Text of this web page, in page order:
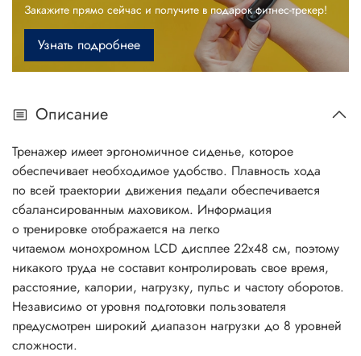
Закажите прямо сейчас и получите в подарок фитнес-трекер!
Узнать подробнее
Описание
Тренажер имеет эргономичное сиденье, которое
обеспечивает необходимое удобство. Плавность хода
по всей траектории движения педали обеспечивается
сбалансированным маховиком. Информация
о тренировке отображается на легко
читаемом монохромном LCD дисплее 22х48 см, поэтому
никакого труда не составит контролировать свое время,
расстояние, калории, нагрузку, пульс и частоту оборотов.
Независимо от уровня подготовки пользователя
предусмотрен широкий диапазон нагрузки до 8 уровней
сложности.